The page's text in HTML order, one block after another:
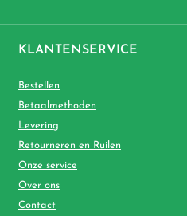
KLANTENSERVICE
Bestellen
Betaalmethoden
Levering
Retourneren en Ruilen
Onze service
Over ons
Contact